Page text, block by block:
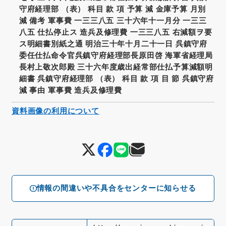
情報の間違いや不具合をセンターに知らせる
守府経理部 （表） 科目 款 項 予算 減 金庫予算 月別
減 備考 軍事費 一三三八五 三十六年十一月分 一三三
八五 仕払停止ス 造兵及修理費 一三三八五 右減額ヲ要
ス明細書別紙之通 明治三十年十月二十一日 呉鎮守府
委任仕払命令官呉鎮守府経理部長原田啓 海軍省経理局
長村上敬次郎殿 三十六年度歳出経常部仕払予算減額明
細書 呉鎮守府経理部 （表） 科目 款 項 目 節 呉鎮守府
減 事由 軍事費 造兵及修理費
資料画像の利用について